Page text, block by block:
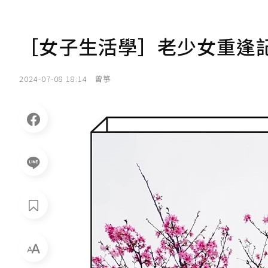
［女子生活學］老少女重逢
2024-07-08 18:14 曾箏